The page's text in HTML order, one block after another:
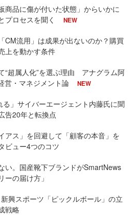
商品に傷が付いた状態」からいかに
プロセスを聞く
NEW
CM流用」は成果が出ないのか？購買
上を動かす条件
“超属人化”を選ぶ理由 アナグラム阿
営・マネジメント論
NEW
る」サイバーエージェント内藤氏に聞
告20年と転換点
アス」を回避して「顧客の本音」を
ビュー4つのコツ
い。国産靴下ブランドがSmartNews
ーの届け方」
新興スポーツ「ピックルボール」の立
戦略